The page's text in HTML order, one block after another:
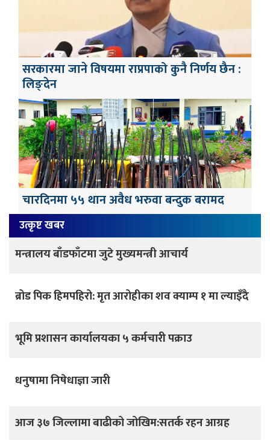
सरकारमा जाने विषयमा राप्रपाको कुनै निर्णय छैन :
लिङ्देन
चारदिनमा ५५ थान अवैध भरुवा बन्दुक बरामद
उत्कृष्ट खबर
मन्त्रालय बाँडफाँटमा जुटे मुख्यमन्त्री आचार्य
ब्रोड पिक हिमपहिरो: मृत आरोहीका शव क्याम्प १ मा ल्याइँदै
भूमि प्रशासन कार्यालयका ५ कर्मचारी पक्राउ
धनुषामा निषेधाज्ञा जारी
आज ३७ जिल्लामा बाढीको जोखिम:सतर्क रहन आग्रह